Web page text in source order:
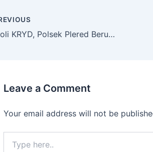
Patroli KRYD, Polsek Plered Berupaya Mencegah Aksi Kriminal Di Purwakarta
Leave a Comment
Your email address will not be
here..